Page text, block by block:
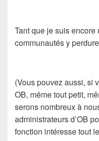
Tant que je suis
communautés y
(Vous pouvez aussi, si
OB, même tout petit,
serons nombreux à
administrateurs d’OB
fonction intéresse tout